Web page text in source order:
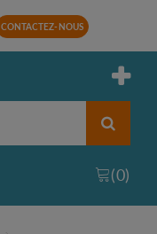
CONTACTEZ-NOUS
(0)